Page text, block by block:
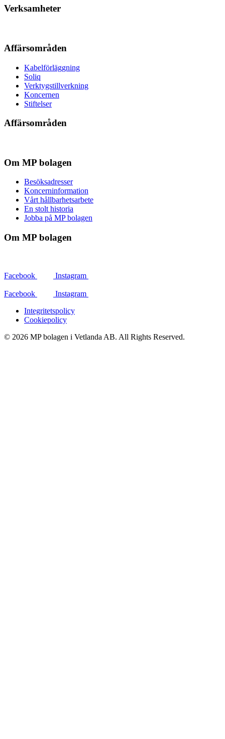
Verksamheter
Affärsområden
Kabelförläggning
Soliq
Verktygstillverkning
Koncernen
Stiftelser
Affärsområden
Om MP bolagen
Besöksadresser
Koncerninformation
Vårt hållbarhetsarbete
En stolt historia
Jobba på MP bolagen
Om MP bolagen
Facebook Instagram
Facebook
Instagram
Integritetspolicy
Cookiepolicy
© 2026 MP bolagen i Vetlanda AB. All Rights Reserved.